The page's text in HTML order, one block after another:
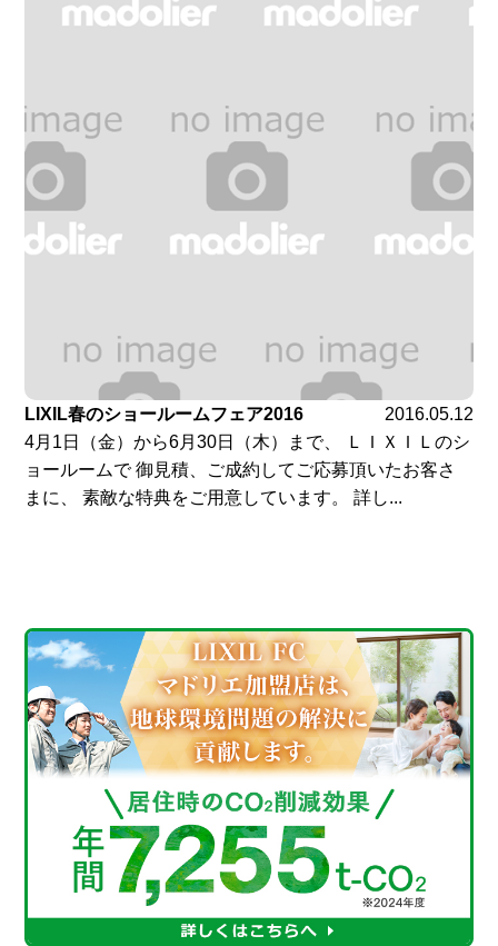
LIXIL春のショールームフェア2016
2016.05.12
4月1日（金）から6月30日（木）まで、 ＬＩＸＩＬのシ
ョールームで 御見積、ご成約してご応募頂いたお客さ
まに、 素敵な特典をご用意しています。 詳し...